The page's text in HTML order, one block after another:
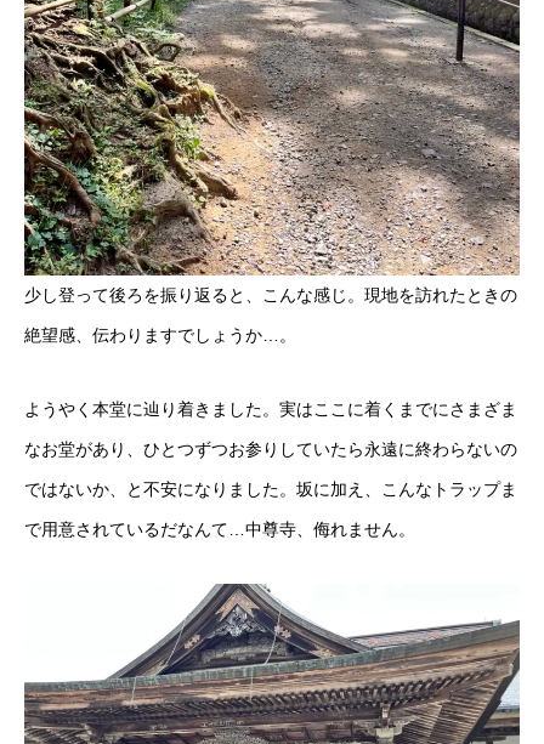
少し登って後ろを振り返ると、こんな感じ。現地を訪れたときの
絶望感、伝わりますでしょうか…。
ようやく本堂に辿り着きました。実はここに着くまでにさまざま
なお堂があり、ひとつずつお参りしていたら永遠に終わらないの
ではないか、と不安になりました。坂に加え、こんなトラップま
で用意されているだなんて…中尊寺、侮れません。